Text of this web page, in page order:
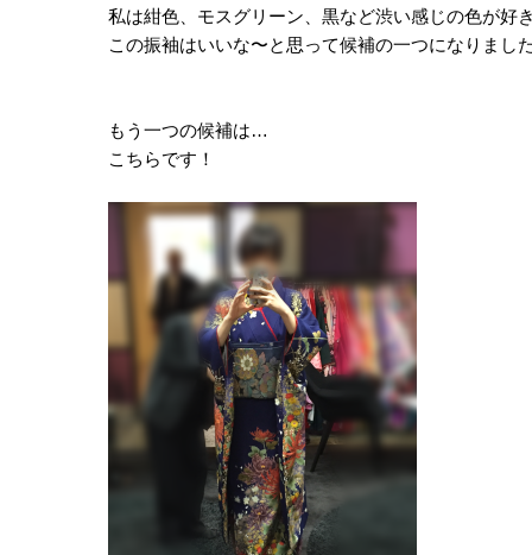
私は紺色、モスグリーン、黒など渋い感じの色が好
この振袖はいいな〜と思って候補の一つになりまし
もう一つの候補は…
こちらです！